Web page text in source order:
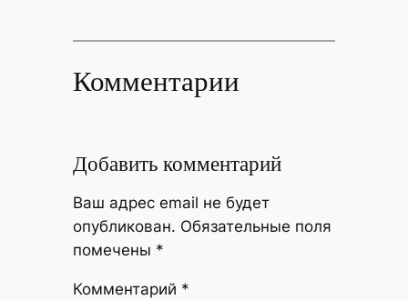
Комментарии
Добавить комментарий
Ваш адрес email не будет
опубликован. Обязательные поля
помечены *
Комментарий *